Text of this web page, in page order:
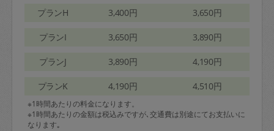
プランH 3,400円 3,650円
プランI 3,650円 3,890円
プランJ 3,890円 4,190円
プランK 4,190円 4,510円
※1時間あたりの料金になります。
※1時間あたりの金額は税込みですが､交通費は別途にてお支払いに
なります｡